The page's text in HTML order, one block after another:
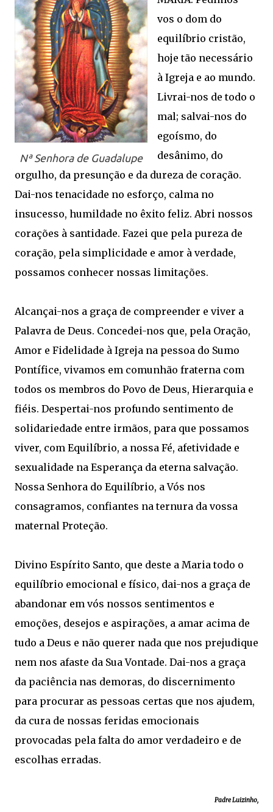
Nª Senhora de Guadalupe
vos o dom do
equilíbrio cristão,
hoje tão necessário
à Igreja e ao mundo.
Livrai-nos de todo o
mal; salvai-nos do
egoísmo, do
desânimo, do
orgulho, da presunção e da dureza de coração.
Dai-nos tenacidade no esforço, calma no
insucesso, humildade no êxito feliz. Abri nossos
corações à santidade. Fazei que pela pureza de
coração, pela simplicidade e amor à verdade,
possamos conhecer nossas limitações.
Alcançai-nos a graça de compreender e viver a
Palavra de Deus. Concedei-nos que, pela Oração,
Amor e Fidelidade à Igreja na pessoa do Sumo
Pontífice, vivamos em comunhão fraterna com
todos os membros do Povo de Deus, Hierarquia e
fiéis. Despertai-nos profundo sentimento de
solidariedade entre irmãos, para que possamos
viver, com Equilíbrio, a nossa Fé, afetividade e
sexualidade na Esperança da eterna salvação.
Nossa Senhora do Equilíbrio, a Vós nos
consagramos, confiantes na ternura da vossa
maternal Proteção.
Divino Espírito Santo, que deste a Maria todo o
equilíbrio emocional e físico, dai-nos a graça de
abandonar em vós nossos sentimentos e
emoções, desejos e aspirações, a amar acima de
tudo a Deus e não querer nada que nos prejudique
nem nos afaste da Sua Vontade. Dai-nos a graça
da paciência nas demoras, do discernimento
para procurar as pessoas certas que nos ajudem,
da cura de nossas feridas emocionais
provocadas pela falta do amor verdadeiro e de
escolhas erradas.
Padre Luizinho,